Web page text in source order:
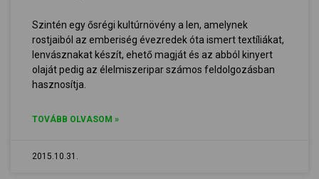
Szintén egy ősrégi kultúrnövény a len, amelynek
rostjaiból az emberiség évezredek óta ismert textíliákat,
lenvásznakat készít, ehető magját és az abból kinyert
olaját pedig az élelmiszeripar számos feldolgozásban
hasznosítja.
TOVÁBB OLVASOM »
2015.10.31.